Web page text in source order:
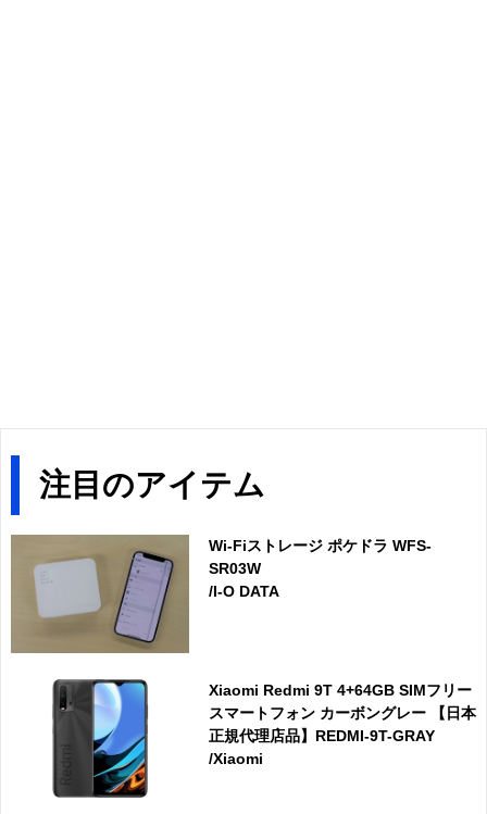
注目のアイテム
Wi-Fiストレージ ポケドラ WFS-
SR03W
/I-O DATA
Xiaomi Redmi 9T 4+64GB SIMフリー
スマートフォン カーボングレー 【日本
正規代理店品】REDMI-9T-GRAY
/Xiaomi